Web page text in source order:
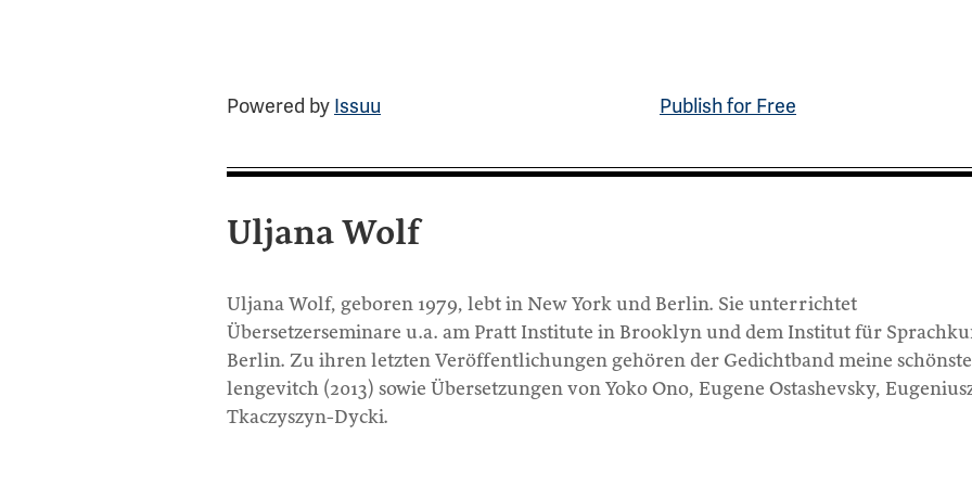
Powered by Issuu Publish for Free
Uljana Wolf
Uljana Wolf, geboren 1979, lebt in New York und Berlin. Sie unterrichtet
Übersetzerseminare u.a. am Pratt Institute in Brooklyn und dem Institut für
Berlin. Zu ihren letzten Veröffentlichungen gehören der Gedichtband meine schönste
lengevitch (2013) sowie Übersetzungen von Yoko Ono, Eugene Ostashevsky,
Tkaczyszyn-Dycki.